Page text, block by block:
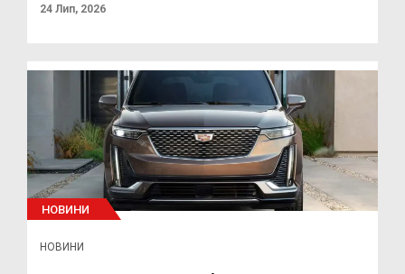
24 Лип, 2026
НОВИНИ
НОВИНИ